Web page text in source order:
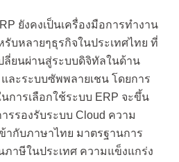
ยังคงเป็นเครื่องมือการทำงาน
บหลายๆธุรกิจในประเทศไทย ที่
ยนผ่านสู่ระบบดิจิทัลในด้าน
และระบบซัพพลายเชน โดยการ
การเลือกใช้ระบบ ERP จะขึ้น
รรองรับระบบ Cloud ความ
ากับภาษาไทย มาตรฐานการ
าษีในประเทศ ความแข็งแกร่ง